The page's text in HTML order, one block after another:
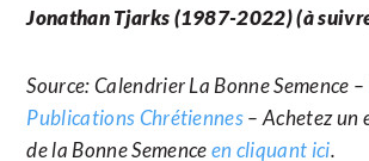
Jonathan Tjarks (1987-2022) (à
Source: Calendrier La Bonne Semence –
Publications Chrétiennes– Achetez un
de la Bonne Semenceen cliquant ici.